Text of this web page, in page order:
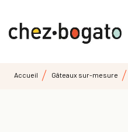
Accueil Gâteaux sur-mesure